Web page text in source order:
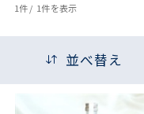
1件 / 1件を表示
並べ替え